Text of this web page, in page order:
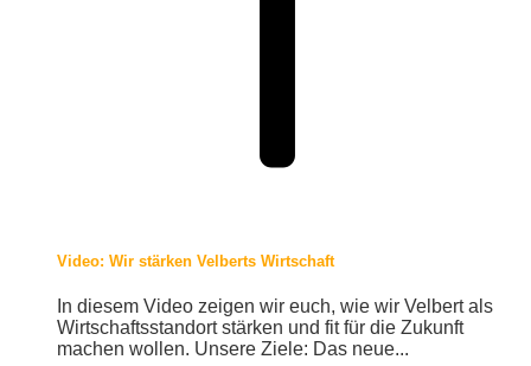
Video: Wir stärken Velberts Wirtschaft
In diesem Video zeigen wir euch, wie wir Velbert als
Wirtschaftsstandort stärken und fit für die Zukunft
machen wollen. Unsere Ziele: Das neue...